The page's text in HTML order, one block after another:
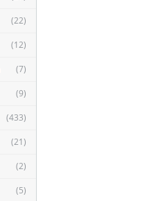
(22)
(12)
(7)
(9)
(433)
(21)
(2)
(5)